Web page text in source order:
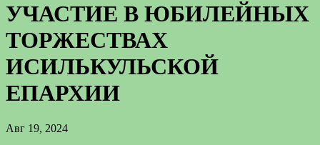
УЧАСТИЕ В ЮБИЛЕЙНЫХ
ТОРЖЕСТВАХ
ИСИЛЬКУЛЬСКОЙ
ЕПАРХИИ
Авг 19, 2024